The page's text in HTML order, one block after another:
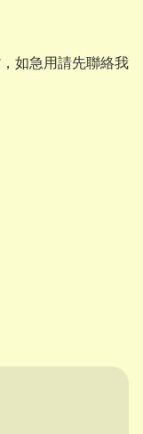
如急用請先聯絡我